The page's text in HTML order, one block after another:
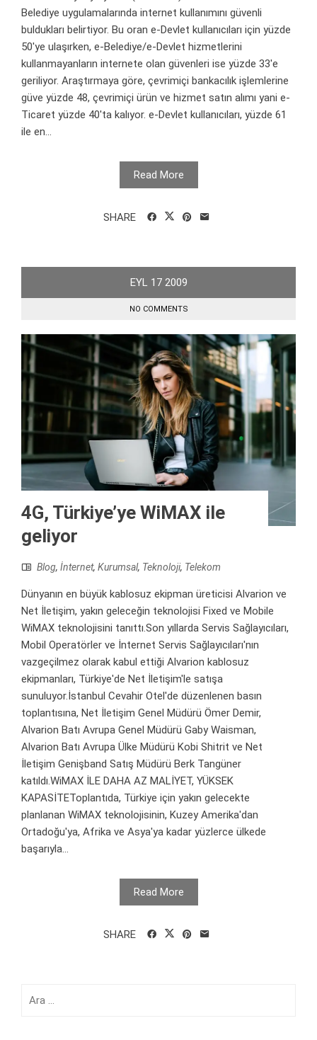
Belediye uygulamalarında internet kullanımını güvenli
buldukları belirtiyor. Bu oran e-Devlet kullanıcıları için yüzde
50'ye ulaşırken, e-Belediye/e-Devlet hizmetlerini
kullanmayanların internete olan güvenleri ise yüzde 33'e
geriliyor. Araştırmaya göre, çevrimiçi bankacılık işlemlerine
güve yüzde 48, çevrimiçi ürün ve hizmet satın alımı yani e-
Ticaret yüzde 40'ta kalıyor. e-Devlet kullanıcıları, yüzde 61
ile en...
Read More
SHARE
EYL 17 2009
NO COMMENTS
4G, Türkiye’ye WiMAX ile
geliyor
Blog, İnternet, Kurumsal, Teknoloji, Telekom
Dünyanın en büyük kablosuz ekipman üreticisi Alvarion ve
Net İletişim, yakın geleceğin teknolojisi Fixed ve Mobile
WiMAX teknolojisini tanıttı.Son yıllarda Servis Sağlayıcıları,
Mobil Operatörler ve İnternet Servis Sağlayıcıları'nın
vazgeçilmez olarak kabul ettiği Alvarion kablosuz
ekipmanları, Türkiye'de Net İletişim'le satışa
sunuluyor.İstanbul Cevahir Otel'de düzenlenen basın
toplantısına, Net İletişim Genel Müdürü Ömer Demir,
Alvarion Batı Avrupa Genel Müdürü Gaby Waisman,
Alvarion Batı Avrupa Ülke Müdürü Kobi Shitrit ve Net
İletişim Genişband Satış Müdürü Berk Tangüner
katıldı.WiMAX İLE DAHA AZ MALİYET, YÜKSEK
KAPASİTEToplantıda, Türkiye için yakın gelecekte
planlanan WiMAX teknolojisinin, Kuzey Amerika'dan
Ortadoğu'ya, Afrika ve Asya'ya kadar yüzlerce ülkede
başarıyla...
Read More
SHARE